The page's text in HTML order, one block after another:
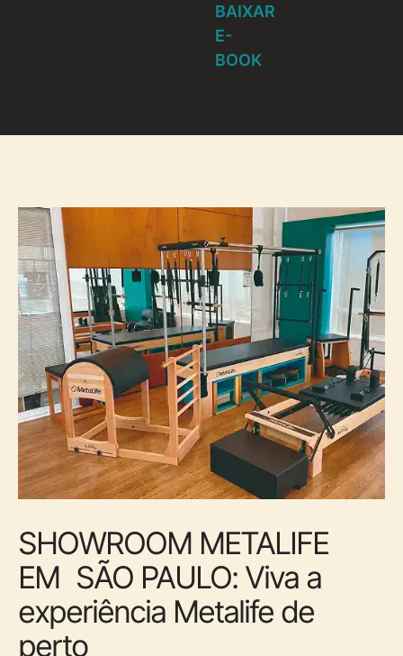
BAIXAR
E-
BOOK
SHOWROOM METALIFE
EM SÃO PAULO: Viva a
experiência Metalife de
perto